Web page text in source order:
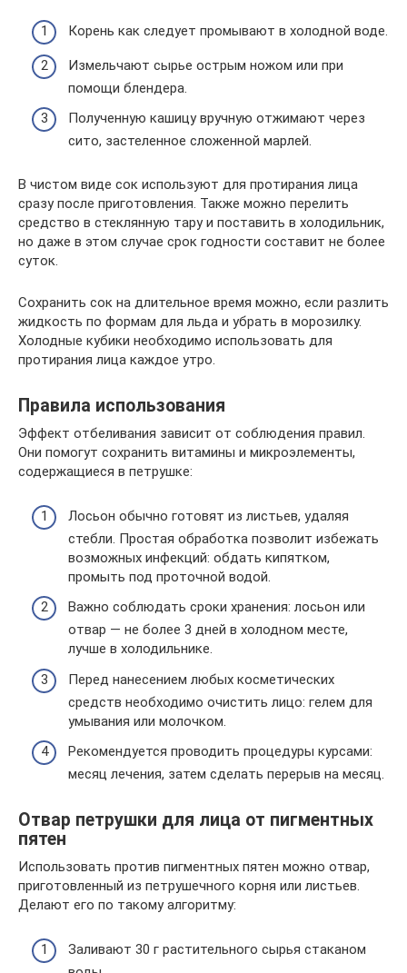
Корень как следует промывают в холодной воде.
Измельчают сырье острым ножом или при
помощи блендера.
Полученную кашицу вручную отжимают через
сито, застеленное сложенной марлей.
В чистом виде сок используют для протирания лица
сразу после приготовления. Также можно перелить
средство в стеклянную тару и поставить в холодильник,
но даже в этом случае срок годности составит не более
суток.
Сохранить сок на длительное время можно, если разлить
жидкость по формам для льда и убрать в морозилку.
Холодные кубики необходимо использовать для
протирания лица каждое утро.
Правила использования
Эффект отбеливания зависит от соблюдения правил.
Они помогут сохранить витамины и микроэлементы,
содержащиеся в петрушке:
Лосьон обычно готовят из листьев, удаляя
стебли. Простая обработка позволит избежать
возможных инфекций: обдать кипятком,
промыть под проточной водой.
Важно соблюдать сроки хранения: лосьон или
отвар — не более 3 дней в холодном месте,
лучше в холодильнике.
Перед нанесением любых косметических
средств необходимо очистить лицо: гелем для
умывания или молочком.
Рекомендуется проводить процедуры курсами:
месяц лечения, затем сделать перерыв на месяц.
Отвар петрушки для лица от пигментных
пятен
Использовать против пигментных пятен можно отвар,
приготовленный из петрушечного корня или листьев.
Делают его по такому алгоритму:
Заливают 30 г растительного сырья стаканом